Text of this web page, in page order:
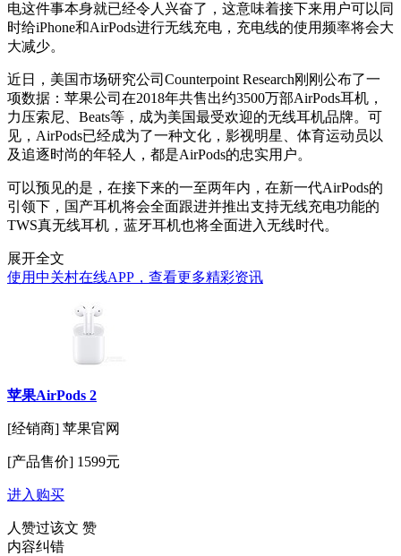
电这件事本身就已经令人兴奋了，这意味着接下来用户可以同
时给iPhone和AirPods进行无线充电，充电线的使用频率将会大
大减少。
近日，美国市场研究公司Counterpoint Research刚刚公布了一
项数据：苹果公司在2018年共售出约3500万部AirPods耳机，
力压索尼、Beats等，成为美国最受欢迎的无线耳机品牌。可
见，AirPods已经成为了一种文化，影视明星、体育运动员以
及追逐时尚的年轻人，都是AirPods的忠实用户。
可以预见的是，在接下来的一至两年内，在新一代AirPods的
引领下，国产耳机将会全面跟进并推出支持无线充电功能的
TWS真无线耳机，蓝牙耳机也将全面进入无线时代。
展开全文
使用中关村在线APP，查看更多精彩资讯
苹果AirPods 2
[经销商] 苹果官网
[产品售价] 1599元
进入购买
人赞过该文 赞
内容纠错